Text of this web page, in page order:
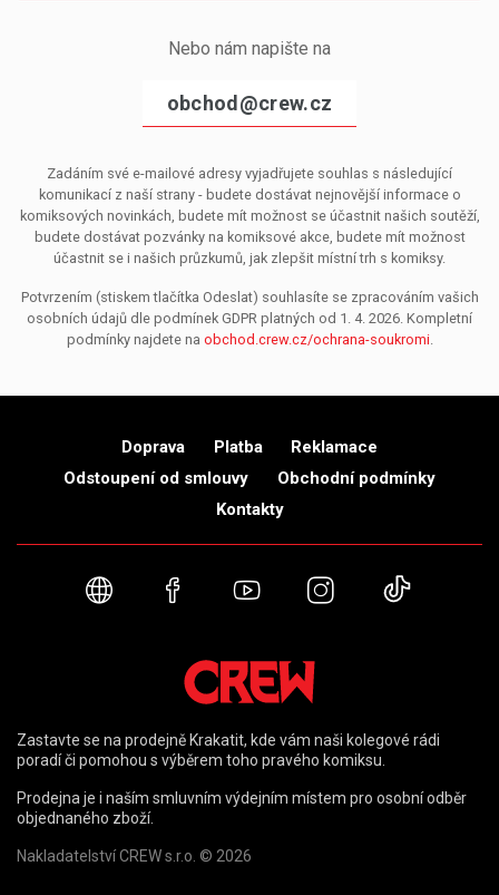
Nebo nám napište na
obchod@crew.cz
Zadáním své e-mailové adresy vyjadřujete souhlas s následující
komunikací z naší strany - budete dostávat nejnovější informace o
komiksových novinkách, budete mít možnost se účastnit našich soutěží,
budete dostávat pozvánky na komiksové akce, budete mít možnost
účastnit se i našich průzkumů, jak zlepšit místní trh s komiksy.
Potvrzením (stiskem tlačítka Odeslat) souhlasíte se zpracováním vašich
osobních údajů dle podmínek GDPR platných od 1. 4. 2026. Kompletní
podmínky najdete na obchod.crew.cz/ochrana-soukromi.
Doprava Platba
Reklamace
Odstoupení od smlouvy
Obchodní podmínky
Kontakty
Webové stránky
FacebookYouTubeInstagram
Zastavte se na prodejně Krakatit, kde vám naši kolegové rádi
poradí či pomohou s výběrem toho pravého komiksu.
Prodejna je i naším smluvním výdejním místem pro osobní odběr
objednaného zboží.
Nakladatelství CREW s.r.o. © 2026